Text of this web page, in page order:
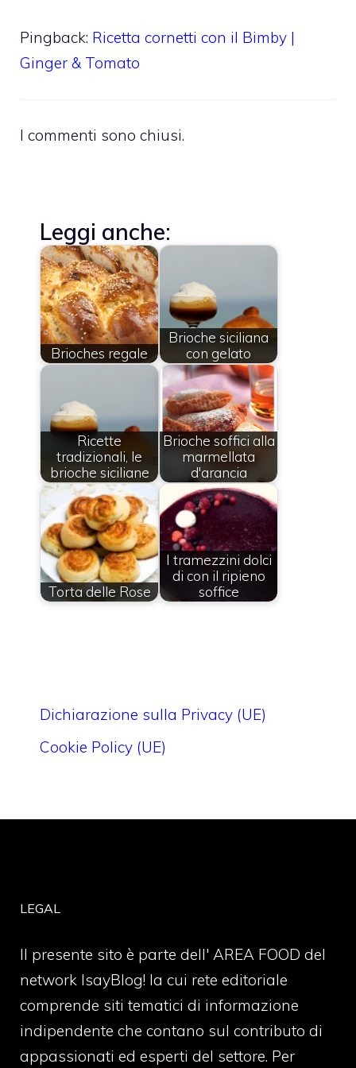
Pingback: Ricetta cornetti con il Bimby |
Ginger & Tomato
I commenti sono chiusi.
Leggi anche:
Brioches regale
Brioche siciliana
con gelato
Ricette
tradizionali, le
brioche siciliane
Brioche soffici alla
marmellata
d'arancia
Torta delle Rose
I tramezzini dolci
di con il ripieno
soffice
Dichiarazione sulla Privacy (UE)
Cookie Policy (UE)
LEGAL
Il presente sito è parte dell' AREA FOOD del
network IsayBlog! la cui rete editoriale
comprende siti tematici di informazione
indipendente che contano sul contributo di
appassionati ed esperti del settore. Per